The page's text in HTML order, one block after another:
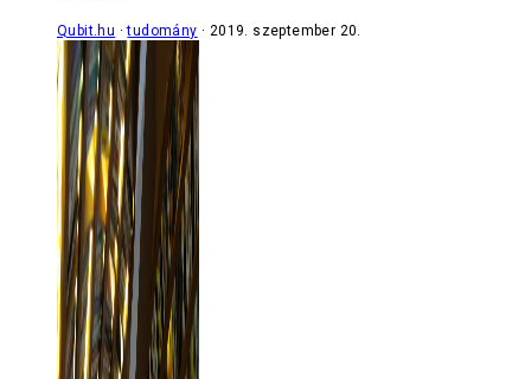
Qubit.hu tudomány 2019. szeptember 20.